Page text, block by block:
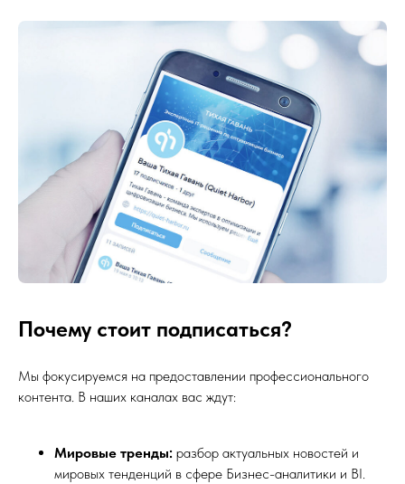
Почему стоит подписаться?
Мы фокусируемся на предоставлении профессионального
контента. В наших каналах вас ждут:
Мировые тренды: разбор актуальных новостей и
мировых тенденций в сфере Бизнес-аналитики и BI.